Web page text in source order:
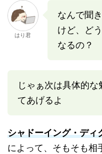
はり君
なんで聞
けど、ど
なるの？
じゃぁ次は具体的な
てあげるよ
シャドーイング・ディ
によって、そもそも相